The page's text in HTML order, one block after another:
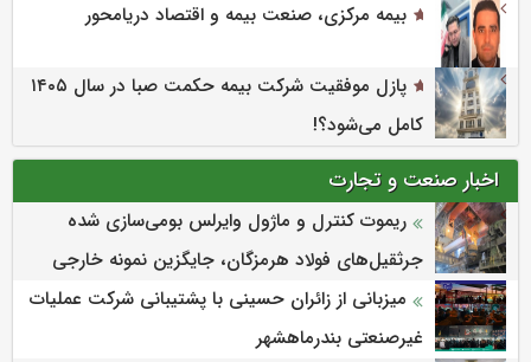
بیمه مرکزی، صنعت بیمه و اقتصاد دریامحور
پازل موفقیت شرکت بیمه حکمت صبا در سال ۱۴۰۵
کامل می‌شود؟!
اخبار صنعت و تجارت
ریموت کنترل و ماژول وایرلس بومی‌سازی شده
جرثقیل‌های فولاد هرمزگان، جایگزین نمونه خارجی
میزبانی از زائران حسینی با پشتیبانی شرکت عملیات
غیرصنعتی بندرماهشهر